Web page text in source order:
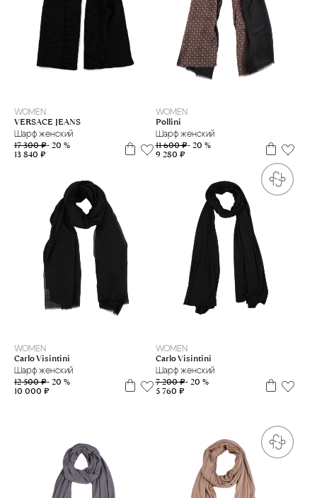
WOMEN
VERSACE JEANS
Шарф женский
17 300 ₽- 20 %
13 840 ₽
WOMEN
Pollini
Шарф женский
11 600 ₽- 20 %
9 280 ₽
WOMEN
Carlo Visintini
Шарф женский
12 500 ₽- 20 %
10 000 ₽
WOMEN
Carlo Visintini
Шарф женский
7 200 ₽- 20 %
5 760 ₽